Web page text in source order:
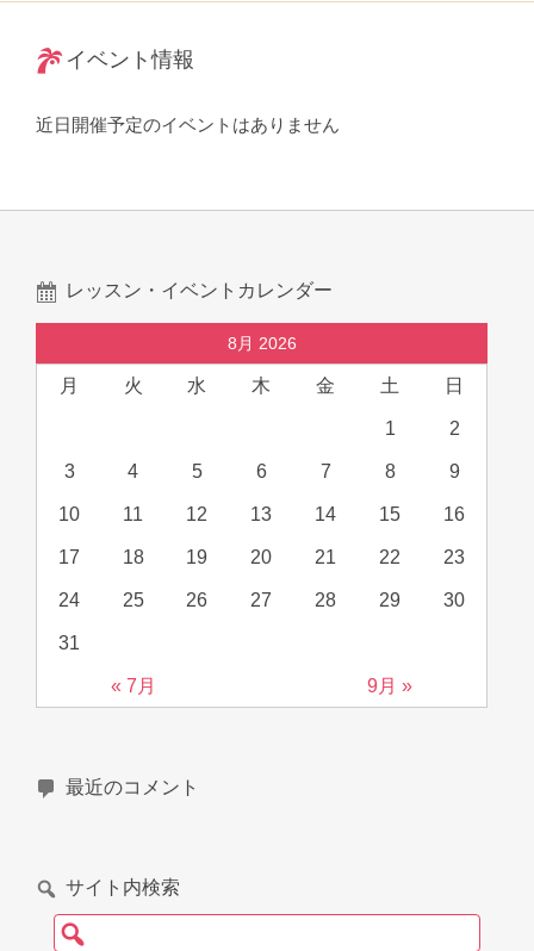
イベント情報
近日開催予定のイベントはありません
レッスン・イベントカレンダー
8月 2026
月 火 水 木 金 土 日
« 7月 9月 »
1 2
3 4 5 6 7 8 9
10 11 12 13 14 15 16
17 18 19 20 21 22 23
24 25 26 27 28 29 30
31
最近のコメント
サイト内検索
検索: